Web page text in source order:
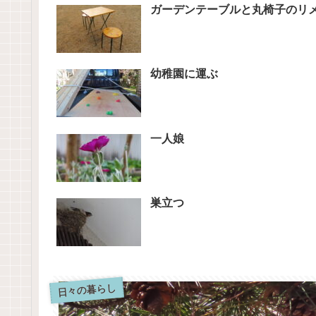
ガーデンテーブルと丸椅子のリ
幼稚園に運ぶ
一人娘
巣立つ
日々の暮らし